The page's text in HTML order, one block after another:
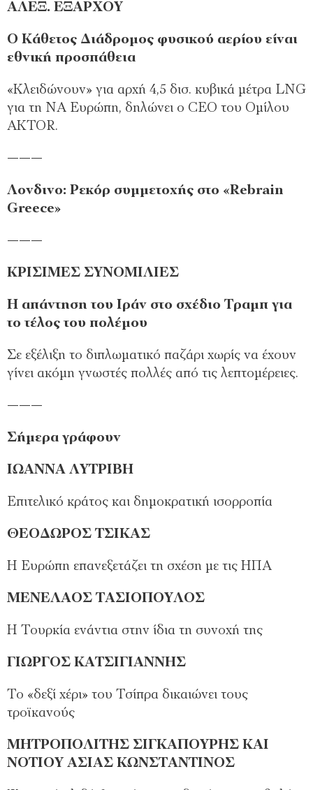
ΑΛΕΞ. ΕΞΑΡΧΟΥ
Ο Κάθετος Διάδρομος φυσικού αερίου είναι
εθνική προσπάθεια
«Κλειδώνουν» για αρχή 4,5 δισ. κυβικά μέτρα LNG
για τη ΝΑ Ευρώπη, δηλώνει ο CEO του Ομίλου
AKTOR.
———
Λονδινο: Ρεκόρ συμμετοχής στο «Rebrain
Greece»
———
ΚΡΙΣΙΜΕΣ ΣΥΝΟΜΙΛΙΕΣ
Η απάντηση του Ιράν στο σχέδιο Τραμπ για
το τέλος του πολέμου
Σε εξέλιξη το διπλωματικό παζάρι χωρίς να έχουν
γίνει ακόμη γνωστές πολλές από τις λεπτομέρειες.
———
Σήμερα γράφουν
ΙΩΑΝΝΑ ΛΥΤΡΙΒΗ
Eπιτελικό κράτος και δημοκρατική ισορροπία
ΘΕΟΔΩΡΟΣ ΤΣΙΚΑΣ
Η Ευρώπη επανεξετάζει τη σχέση με τις ΗΠΑ
ΜΕΝΕΛΑΟΣ ΤΑΣΙΟΠΟΥΛΟΣ
Η Τουρκία ενάντια στην ίδια τη συνοχή της
ΓΙΩΡΓΟΣ ΚΑΤΣΙΓΙΑΝΝΗΣ
Το «δεξί χέρι» του Τσίπρα δικαιώνει τους
τροϊκανούς
ΜΗΤΡΟΠΟΛΙΤΗΣ ΣΙΓΚΑΠΟΥΡΗΣ ΚΑΙ
ΝΟΤΙΟΥ ΑΣΙΑΣ ΚΩΝΣΤΑΝΤΙΝΟΣ